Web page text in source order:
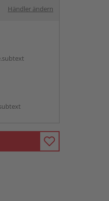
Händler ändern